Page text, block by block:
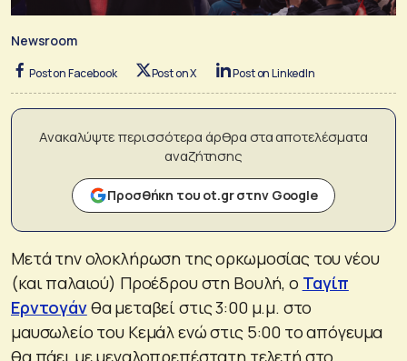
Newsroom
Post on Facebook Post on X Post on LinkedIn
Ανακαλύψτε περισσότερα άρθρα στα αποτελέσματα
αναζήτησης
Προσθήκη του ot.gr στην Google
Μετά την ολοκλήρωση της ορκωμοσίας του νέου
(και παλαιού) Προέδρου στη Βουλή, ο Ταγίπ
Ερντογάνθα μεταβεί στις 3:00 μ.μ. στο
μαυσωλείο του Κεμάλ ενώ στις 5:00 το απόγευμα
θα πάει με μεγαλοπρεπέστατη τελετή στο